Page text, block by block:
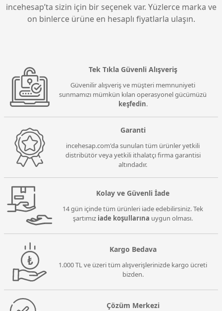
incehesap’ta sizin için bir seçenek var. Yüzlerce marka ve
on binlerce ürüne en hesaplı fiyatlarla ulaşın.
Tek Tıkla Güvenli Alışveriş
Güvenilir alışveriş ve müşteri memnuniyeti
sunmamızı mümkün kılan operasyonel gücümüzü
keşfedin.
Garanti
incehesap.com'da sunulan tüm ürünler yetkili
distribütör veya yetkili ithalatçı firma garantisi
altındadır.
Kolay ve Güvenli İade
14 gün içinde tüm ürünleri iade edebilirsiniz. Tek
şartımız iade koşullarına uygun olması.
Kargo Bedava
1.000 TL ve üzeri tüm alışverişlerinizde kargo ücreti
bizden.
Çözüm Merkezi